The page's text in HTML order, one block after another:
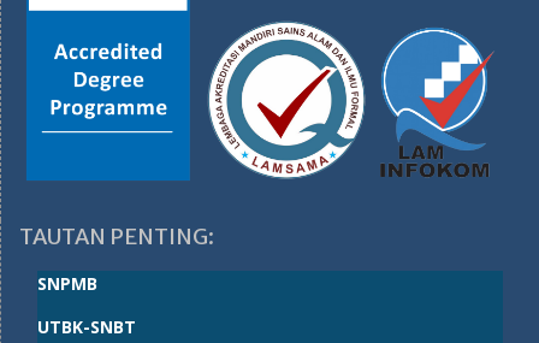
TAUTAN PENTING:
SNPMB
UTBK-SNBT